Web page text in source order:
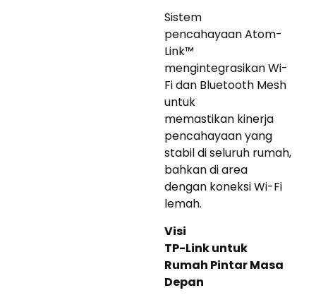
Sistem
pencahayaan Atom-
Link™
mengintegrasikan Wi-
Fi dan Bluetooth Mesh
untuk
memastikan kinerja
pencahayaan yang
stabil di seluruh rumah,
bahkan di area
dengan koneksi Wi-Fi
lemah.
Visi
TP-Link untuk
Rumah Pintar Masa
Depan